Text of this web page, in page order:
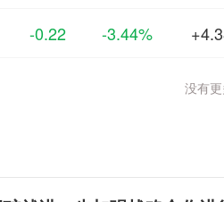
-0.22 -3.44%
没有